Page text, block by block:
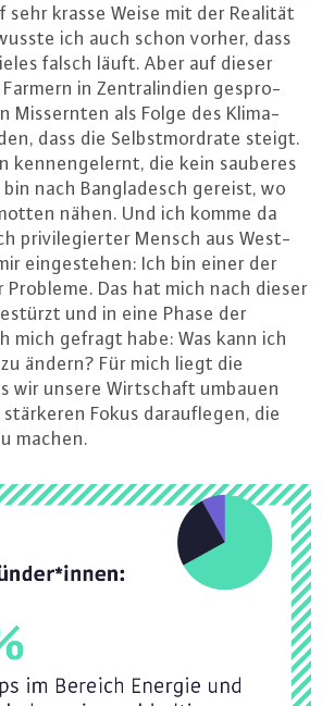
sehr krasse Weise mit der Realität
ich auch schon vorher, dass
falsch läuft. Aber auf dieser
Farmern in Zen­tra­lin­di­en ge­spro­
Miss­ern­ten als Folge des Kli­ma­
dass die Selbst­mord­ra­te steigt.
ken­nen­ge­lernt, die kein sauberes
nach Ban­gla­desch gereist, wo
nähen. Und ich komme da
pri­vi­le­gier­ter Mensch aus West­
ein­ge­ste­hen: Ich bin einer der
Probleme. Das hat mich nach dieser
und in eine Phase der
mich gefragt habe: Was kann ich
ändern? Für mich liegt die
wir unsere Wirt­schaft umbauen
Fokus dar­auf­le­gen, die
machen.